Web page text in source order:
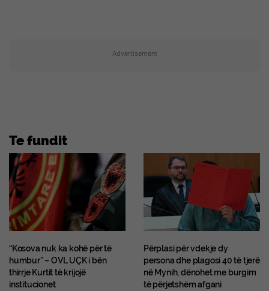
Advertisement
Te fundit
“Kosova nuk ka kohë për të
humbur” – OVL UÇK i bën
thirrje Kurtit të krijojë
institucionet
Përplasi për vdekje dy
persona dhe plagosi 40 të tjerë
në Mynih, dënohet me burgim
të përjetshëm afgani